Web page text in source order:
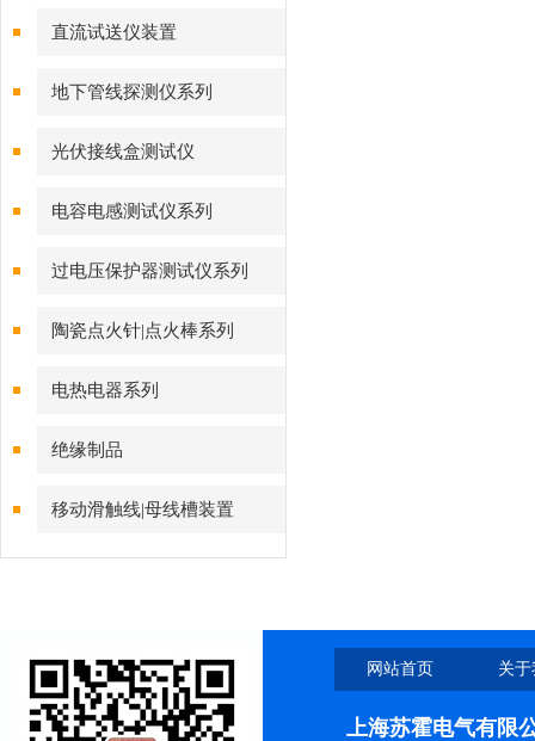
直流试送仪装置
地下管线探测仪系列
光伏接线盒测试仪
电容电感测试仪系列
过电压保护器测试仪系列
陶瓷点火针|点火棒系列
电热电器系列
绝缘制品
移动滑触线|母线槽装置
网站首页 关
上海苏霍电气有限